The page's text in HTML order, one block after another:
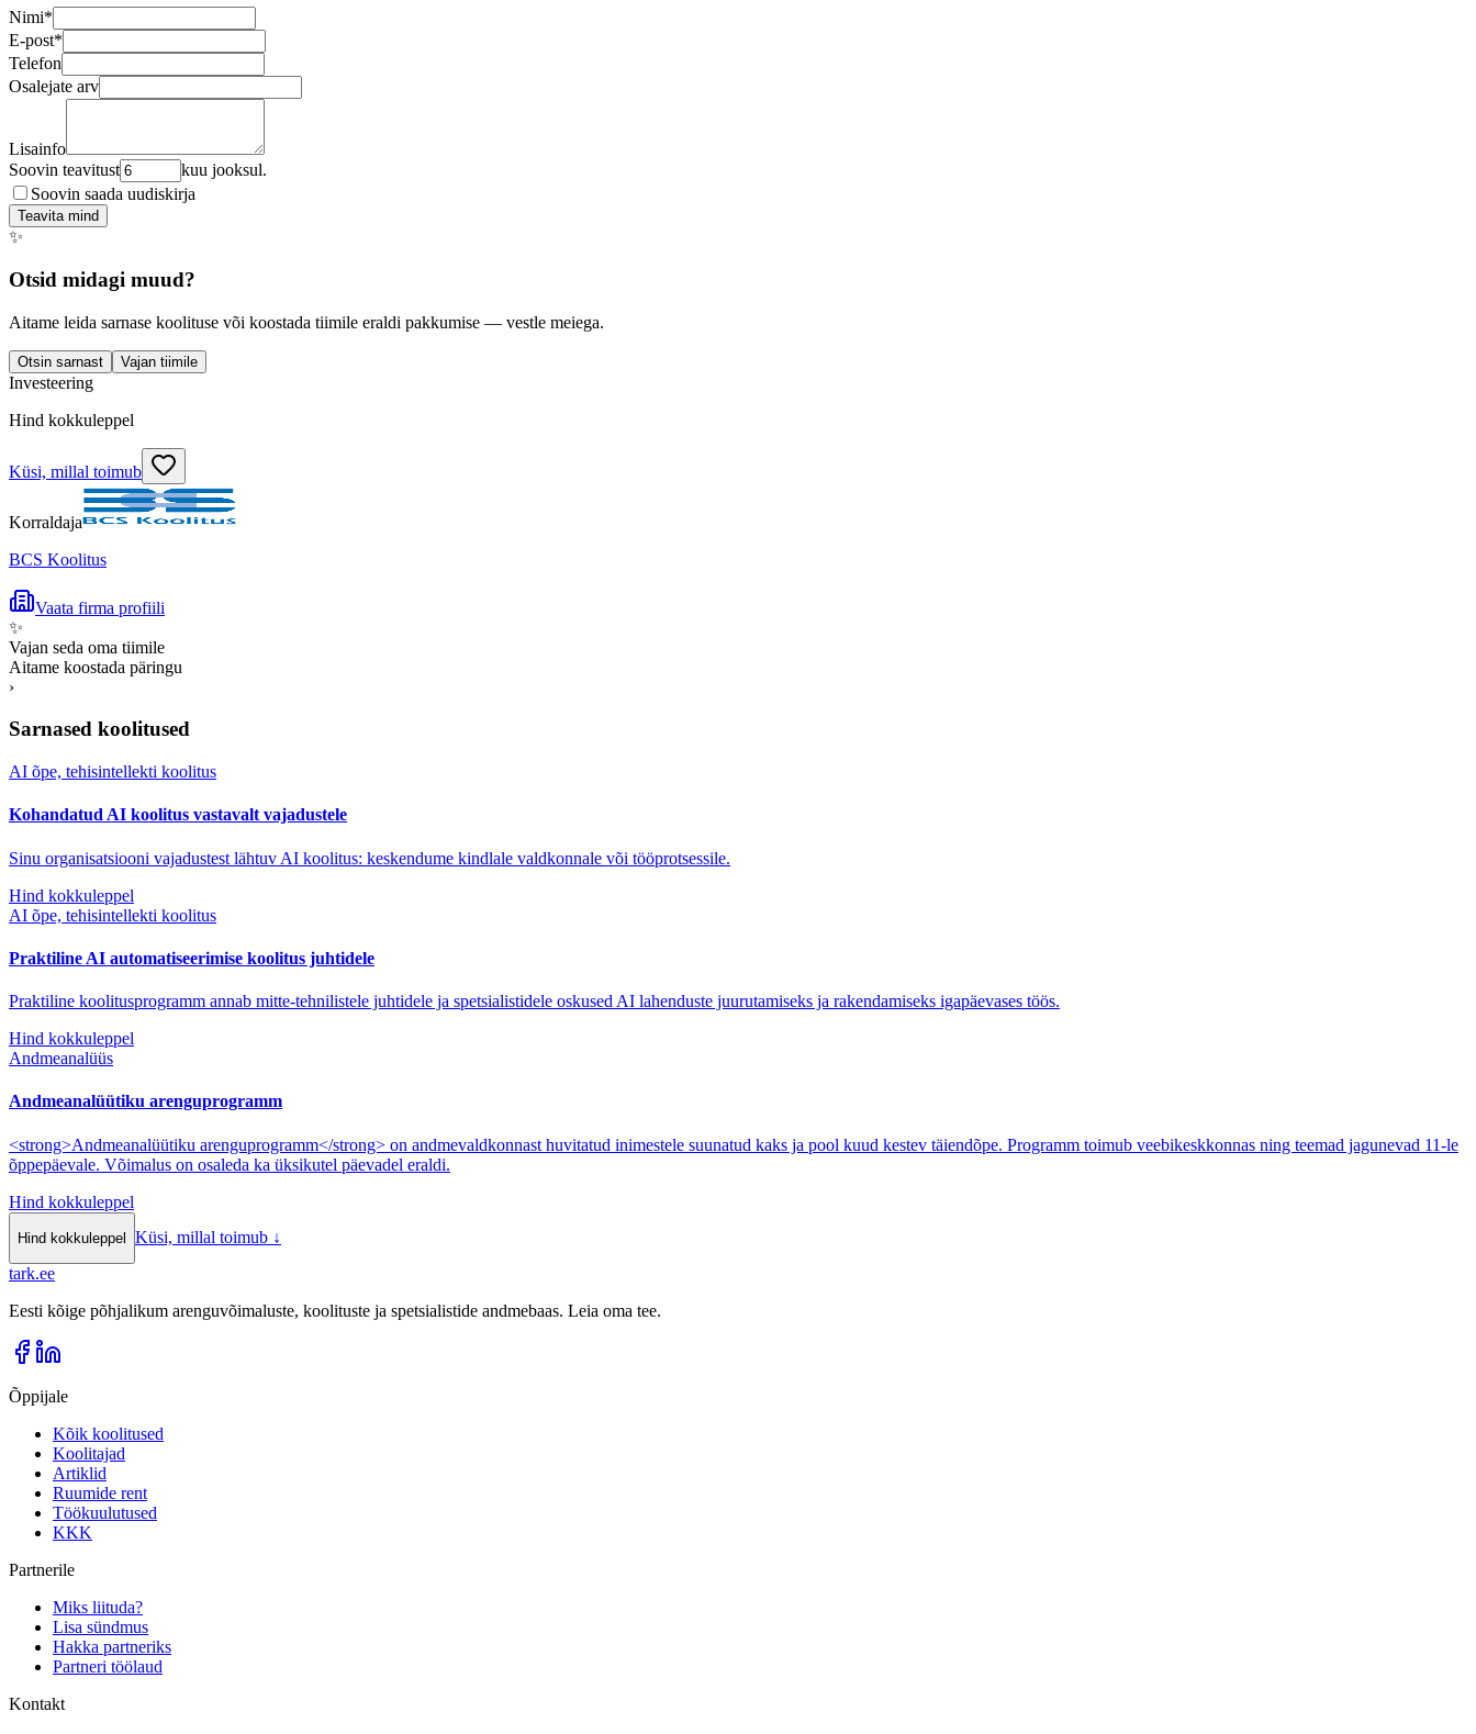
Nimi*
E-post*
Telefon
Osalejate arv
Lisainfo
Soovin teavitust
kuu jooksul.
Soovin saada uudiskirja
Teavita mind
✨
Otsid midagi muud?
Aitame leida sarnase koolituse või koostada tiimile eraldi pakkumise — vestle meiega.
Otsin sarnast Vajan tiimile
Investeering
Hind kokkuleppel
Küsi, millal toimub
Korraldaja
BCS Koolitus
Vaata firma profiili
✨
Vajan seda oma tiimile
Aitame koostada päringu
›
Sarnased koolitused
AI õpe, tehisintellekti koolitus
Kohandatud AI koolitus vastavalt vajadustele
Sinu organisatsiooni vajadustest lähtuv AI koolitus: keskendume kindlale valdkonnale või tööprotsessile.
Hind kokkuleppel
AI õpe, tehisintellekti koolitus
Praktiline AI automatiseerimise koolitus juhtidele
Praktiline koolitusprogramm annab mitte-tehnilistele juhtidele ja spetsialistidele oskused AI lahenduste juurutamiseks ja rakendamiseks igapäevases töös.
Hind kokkuleppel
Andmeanalüüs
Andmeanalüütiku arenguprogramm
<strong>Andmeanalüütiku arenguprogramm</strong> on andmevaldkonnast huvitatud inimestele suunatud kaks ja pool kuud kestev täiendõpe. Programm toimub veebikeskkonnas ning teemad jagunevad 11-le
õppepäevale. Võimalus on osaleda ka üksikutel päevadel eraldi.
Hind kokkuleppel
Hind kokkuleppel Küsi, millal toimub ↓
tark.ee
Eesti kõige põhjalikum arenguvõimaluste, koolituste ja spetsialistide andmebaas. Leia oma tee.
Õppijale
Kõik koolitused
Koolitajad
Artiklid
Ruumide rent
Töökuulutused
KKK
Partnerile
Miks liituda?
Lisa sündmus
Hakka partneriks
Partneri töölaud
Kontakt